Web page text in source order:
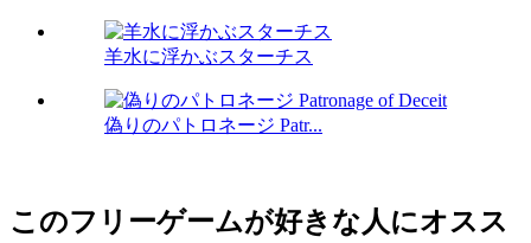
羊水に浮かぶスターチス
偽りのパトロネージ Patr...
このフリーゲームが好きな人にオスス